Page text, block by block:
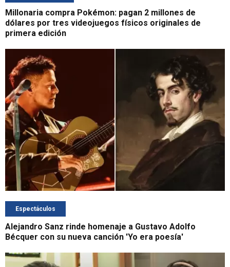
Millonaria compra Pokémon: pagan 2 millones de
dólares por tres videojuegos físicos originales de
primera edición
Espectáculos
Alejandro Sanz rinde homenaje a Gustavo Adolfo
Bécquer con su nueva canción 'Yo era poesía'